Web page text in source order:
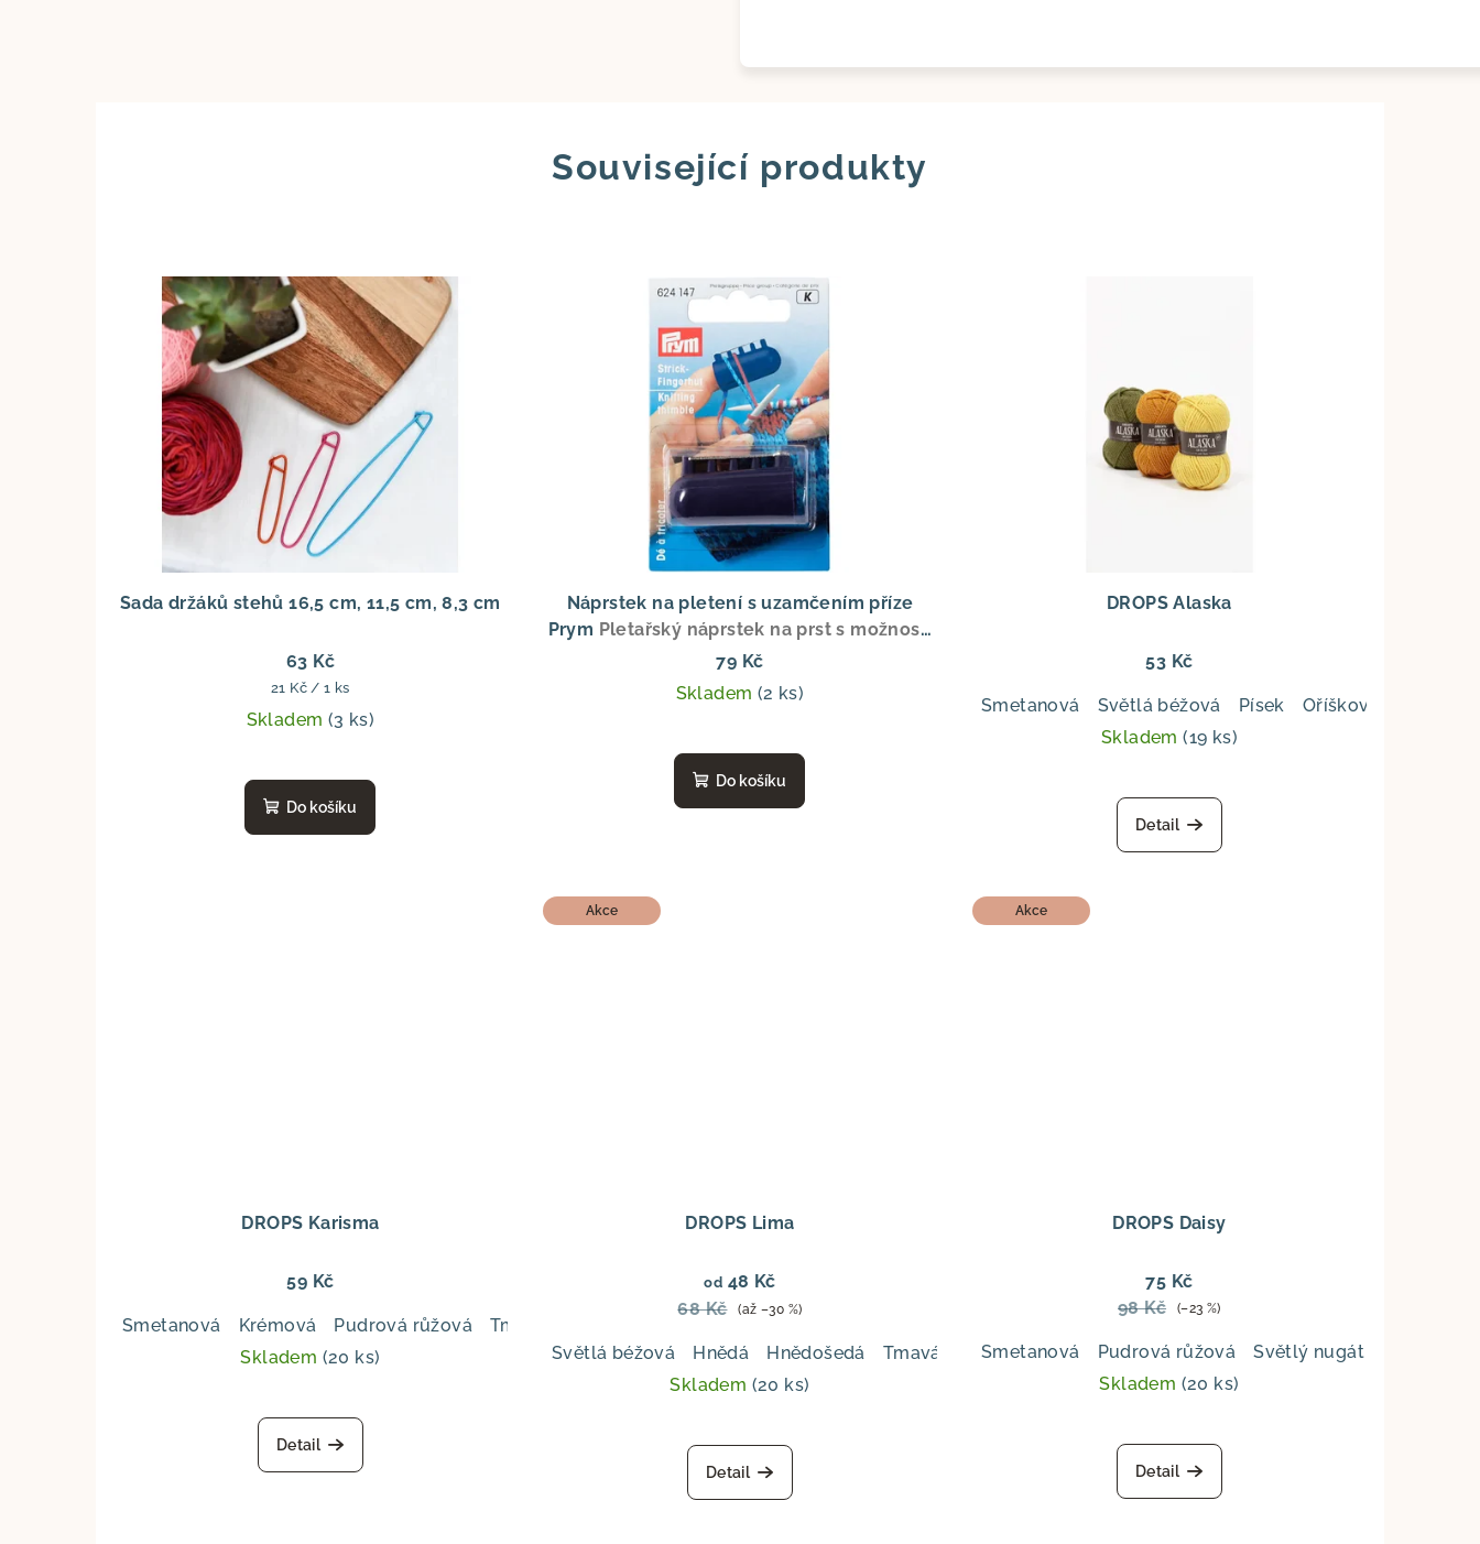
Související produkty
Sada držáků stehů 16,5 cm, 11,5 cm, 8,3 cm
63 Kč
Měrná
cena:
21 Kč / 1 ks
Skladem (3 ks)
Do košíku
Náprstek na pletení s uzamčením příze
Prym Pletařský náprstek na prst s možností
uzamčení příze Prym
79 Kč
Skladem (2 ks)
Do košíku
DROPS Alaska
53 Kč
Smetanová Světlá béžová Písek Oříšková
Skladem(19 ks)
Detail
DROPS Karisma
59 Kč
Smetanová Krémová Pudrová růžová Tmavě starorůžová
Skladem (20 ks)
Detail
Akce
DROPS Lima
od 48 Kč
68 Kč
(až –30 %)
Světlá béžová Hnědá Hnědošedá Tmavá šedá
Černá
Skladem (20 ks)
hodnocení
produktu
je
Detail
Akce
DROPS Daisy
75 Kč
98 Kč
(–23 %)
Smetanová Pudrová růžová Světlý nugát
Skladem (20 ks)
hodnocení
produktu
je
Detail